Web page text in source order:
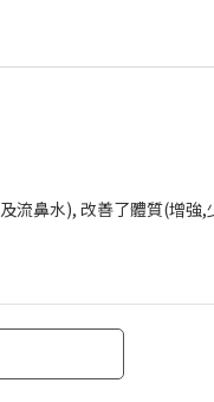
鼻水), 改善了體質(增